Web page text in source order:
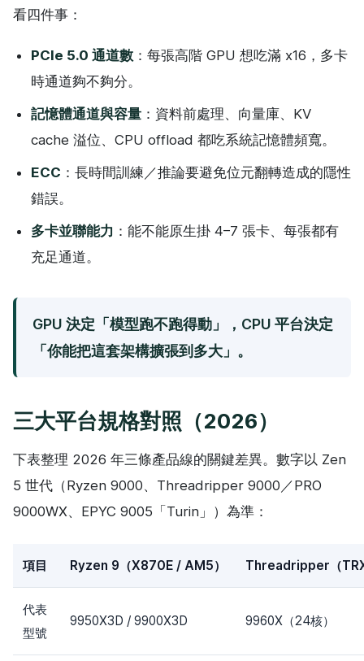
看四件事：
PCIe 5.0 通道數：每張高階 GPU 想吃滿 x16，多卡
時通道夠不夠分。
記憶體通道與容量：資料前處理、向量庫、KV
cache 溢位、CPU offload 都吃系統記憶體頻寬。
ECC ：長時間訓練／推論要避免位元翻轉造成的隱性
錯誤。
多卡並聯能力 ：能不能原生掛 4–7 張卡、每張都有
充足通道。
GPU 決定「模型跑不跑得動」，CPU 平台決定
「你能把這套架構擴張到多大」。
三大平台規格對照（2026）
下表整理 2026 年三條產品線的關鍵差異。數字以 Zen
5 世代（Ryzen 9000、Threadripper 9000／PRO
9000WX、EPYC 9005「Turin」）為準：
項目 Ryzen 9（X870E / AM5） Threadripper（
代表
型號
9950X3D / 9900X3D 9960X（24核）